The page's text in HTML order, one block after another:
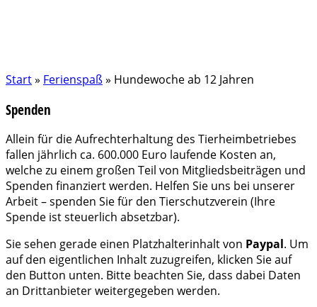
Start» Ferienspaß» Hundewoche ab 12 Jahren
Spenden
Allein für die Aufrechterhaltung des Tierheimbetriebes
fallen jährlich ca. 600.000 Euro laufende Kosten an,
welche zu einem großen Teil von Mitgliedsbeiträgen und
Spenden finanziert werden. Helfen Sie uns bei unserer
Arbeit – spenden Sie für den Tierschutzverein (Ihre
Spende ist steuerlich absetzbar).
Sie sehen gerade einen Platzhalterinhalt von Paypal. Um
auf den eigentlichen Inhalt zuzugreifen, klicken Sie auf
den Button unten. Bitte beachten Sie, dass dabei Daten
an Drittanbieter weitergegeben werden.